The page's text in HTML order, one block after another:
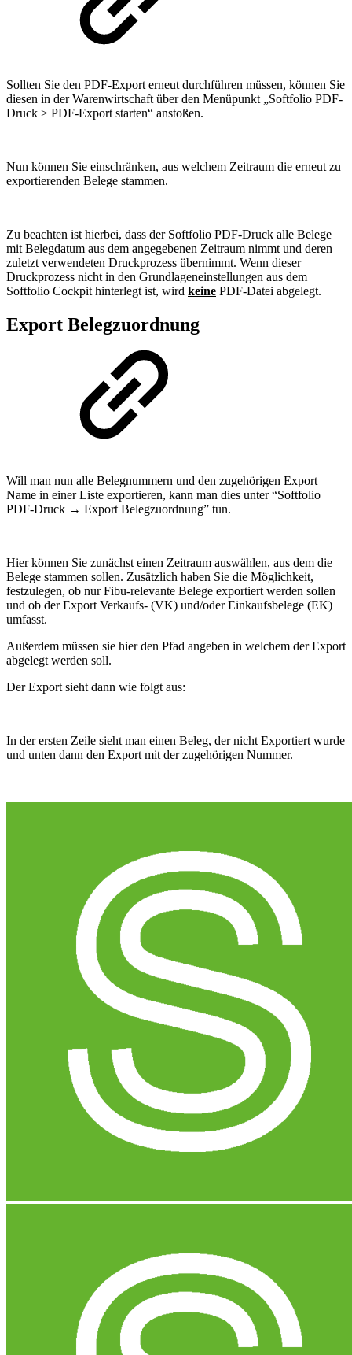
Sollten Sie den PDF-Export erneut durchführen müssen, können Sie
diesen in der Warenwirtschaft über den Menüpunkt „Softfolio PDF-
Druck > PDF-Export starten“ anstoßen.
Nun können Sie einschränken, aus welchem Zeitraum die erneut zu
exportierenden Belege stammen.
Zu beachten ist hierbei, dass der Softfolio PDF-Druck alle Belege
mit Belegdatum aus dem angegebenen Zeitraum nimmt und deren
zuletzt verwendeten Druckprozess übernimmt. Wenn dieser
Druckprozess nicht in den Grundlageneinstellungen aus dem
Softfolio Cockpit hinterlegt ist, wird keine PDF-Datei abgelegt.
Export Belegzuordnung
Will man nun alle Belegnummern und den zugehörigen Export
Name in einer Liste exportieren, kann man dies unter “Softfolio
PDF-Druck → Export Belegzuordnung” tun.
Hier können Sie zunächst einen Zeitraum auswählen, aus dem die
Belege stammen sollen. Zusätzlich haben Sie die Möglichkeit,
festzulegen, ob nur Fibu-relevante Belege exportiert werden sollen
und ob der Export Verkaufs- (VK) und/oder Einkaufsbelege (EK)
umfasst.
Außerdem müssen sie hier den Pfad angeben in welchem der Export
abgelegt werden soll.
Der Export sieht dann wie folgt aus:
In der ersten Zeile sieht man einen Beleg, der nicht Exportiert wurde
und unten dann den Export mit der zugehörigen Nummer.